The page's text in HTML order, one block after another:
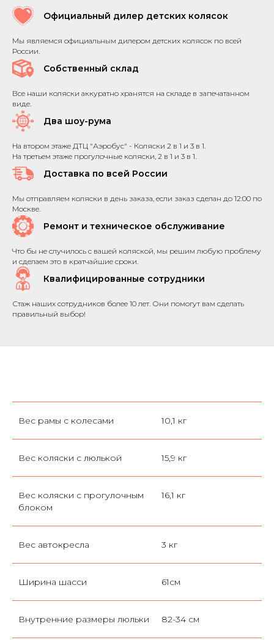
Официальный дилер детских колясок
Мы являемся официальным дилером детских колясок по всей
России.
Собственный склад
Все наши коляски аккуратно хранятся на складе в запечатанном
виде.
Два шоу-рума
На втором этаже ДТЦ "Аэробус" - Коляски 2 в 1 и 3 в 1.
На третьем этаже прогулочные коляски, 2 в 1 и 3 в 1.
Доставка по всей России
Мы отправляем коляски в день заказа, если заказ сделан до 12:00 по
Москве.
Ремонт и техническое обслуживание
Что бы не случилось с вашей коляской, мы решим любую проблему
и сделаем это в кратчайшие сроки.
Квалифицированные сотрудники
Стаж наших сотрудников более 10 лет. Они помогут вам сделать
правильный выбор!
Вес рамы с колесами 10,1 кг
Вес коляски с люлькой 15,9 кг
Вес коляски с прогулочным
блоком
16,1 кг
Вес автокресла 3 кг
Ширина шасси 61см
Внутренние размеры люльки 82-34 см